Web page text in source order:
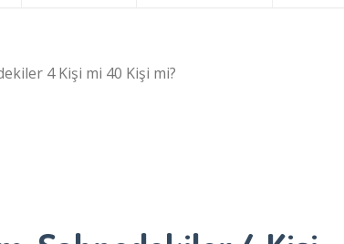
4 Kişi mi 40 Kişi mi?